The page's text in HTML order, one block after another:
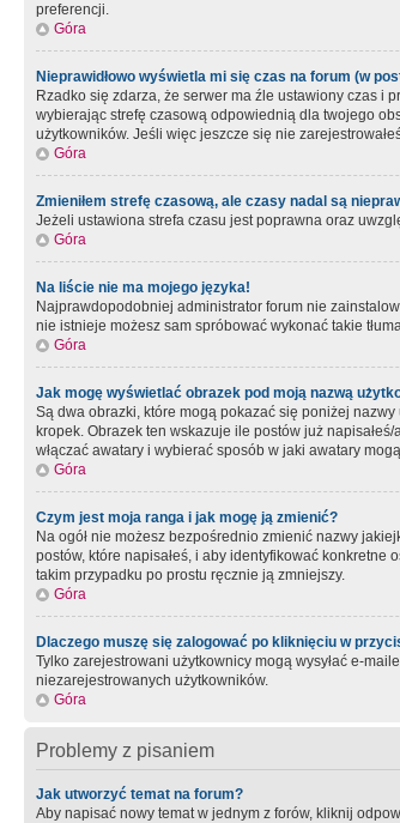
preferencji.
Góra
Nieprawidłowo wyświetla mi się czas na forum (w
Rzadko się zdarza, że serwer ma źle ustawiony czas i
wybierając strefę czasową odpowiednią dla twojego
użytkowników. Jeśli więc jeszcze się nie
Góra
Zmieniłem strefę czasową, ale czasy nadal są
Jeżeli ustawiona strefa czasu jest poprawna oraz
Góra
Na liście nie ma mojego języka!
Najprawdopodobniej administrator forum nie
nie istnieje możesz sam spróbować wykonać takie
Góra
Jak mogę wyświetlać obrazek pod moją nazwą
Są dwa obrazki, które mogą pokazać się poniżej
kropek. Obrazek ten wskazuje ile postów już
włączać awatary i wybierać sposób w jaki awatary
Góra
Czym jest moja ranga i jak mogę ją zmienić?
Na ogół nie możesz bezpośrednio zmienić nazwy
postów, które napisałeś, i aby identyfikować
takim przypadku po prostu ręcznie ją zmniejszy.
Góra
Dlaczego muszę się zalogować po kliknięciu w
Tylko zarejestrowani użytkownicy mogą wysyłać e-
niezarejestrowanych użytkowników.
Góra
Problemy z pisaniem
Jak utworzyć temat na forum?
Aby napisać nowy temat w jednym z forów, kliknij